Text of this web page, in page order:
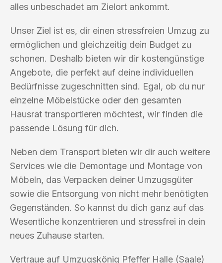
alles unbeschadet am Zielort ankommt.
Unser Ziel ist es, dir einen stressfreien Umzug zu
ermöglichen und gleichzeitig dein Budget zu
schonen. Deshalb bieten wir dir kostengünstige
Angebote, die perfekt auf deine individuellen
Bedürfnisse zugeschnitten sind. Egal, ob du nur
einzelne Möbelstücke oder den gesamten
Hausrat transportieren möchtest, wir finden die
passende Lösung für dich.
Neben dem Transport bieten wir dir auch weitere
Services wie die Demontage und Montage von
Möbeln, das Verpacken deiner Umzugsgüter
sowie die Entsorgung von nicht mehr benötigten
Gegenständen. So kannst du dich ganz auf das
Wesentliche konzentrieren und stressfrei in dein
neues Zuhause starten.
Vertraue auf Umzugskönig Pfeffer Halle (Saale)